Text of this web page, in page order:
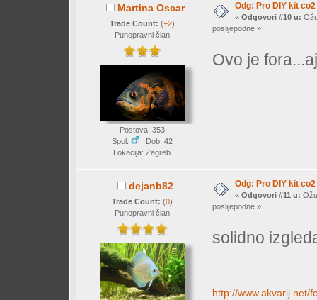
Martina Oscar
Trade Count: (+2)
Punopravni član
Postova: 353
Spol:
Dob: 42
Lokacija: Zagreb
Odg: Pro DIY kit
« Odgovori #10 u:
poslijepodne »
Ovo je
dejanb82
Trade Count: (0)
Punopravni član
Odg: Pro DIY kit
« Odgovori #11 u:
poslijepodne »
solidno
http://www.akvarij.net/